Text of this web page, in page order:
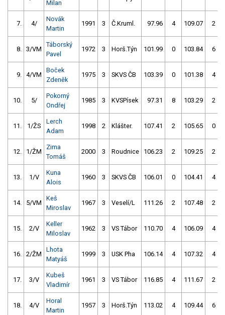
Milan
7. 4/
Novák
Martin
1991 3 Č.Kruml. 97.96 4 109.07 2
8. 3/VM
Táborský
Pavel
1972 3 Horš.Týn 101.99 0 103.84 6
9. 4/VM
Boček
Zdeněk
1975 3 SKVS ČB 103.39 0 101.38 4
10. 5/
Pokorný
Ondřej
1985 3 KVSPísek 97.31 8 103.29 2
11. 1/ŽS
Lerch
Adam
1998 2 Klášter. 107.41 2 105.65 0
12. 1/ŽM
Zima
Tomáš
2000 3 Roudnice 106.23 2 109.25 2
13. 1/V
Kuna
Alois
1960 3 SKVS ČB 106.01 0 104.41 4
14. 5/VM
Keš
Miroslav
1967 3 Veselí/L 111.26 2 107.48 2
15. 2/V
Keller
Miloslav
1962 3 VS Tábor 110.70 4 106.09 4
16. 2/ŽM
Lhota
Matyáš
1999 3 USK Pha 106.14 4 107.32 4
17. 3/V
Kubeš
Vladimír
1961 3 VS Tábor 116.85 4 111.67 2
18. 4/V
Horal
Martin
1957 3 Horš.Týn 113.02 4 109.44 6